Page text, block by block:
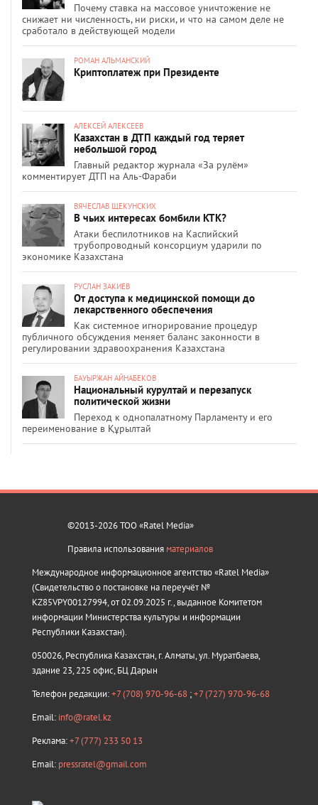
Почему ставка на массовое уничтожение не
снижает ни численность, ни риски, и что на самом деле не
сработало в действующей модели
РОМАН АЛЬМАНСКИЙ
Криптоплатеж при Президенте
АЛЕКСЕЙ АЛЕКСЕЕВ
Казахстан в ДТП каждый год теряет
небольшой город
Главный редактор журнала «За рулём»
комментирует ДТП на Аль-Фараби
ВЯЧЕСЛАВ ЩЕКУНСКИХ
В чьих интересах бомбили КТК?
Атаки беспилотников на Каспийский
трубопроводный консорциум ударили по
экономике Казахстана
РУСЛАН ЗАКИЕВ
От доступа к медицинской помощи до
лекарственного обеспечения
Как системное игнорирование процедур
публичного обсуждения меняет баланс законности в
регулировании здравоохранения Казахстана
БАУЫРЖАН АЙНАБЕКОВ
Национальный курултай и перезапуск
политической жизни
Переход к однопалатному Парламенту и его
переименование в Құрылтай
©2013-2026 ТОО «Ratel Media»
Правила использования материалов
Международное информационное агентство «Ratel Media»
(Свидетельство о постановке на переучёт №
KZ85VPY00127994, от 02.09.2025 г., выданное Комитетом
информации Министерства культуры и информации
Республики Казахстан).
050026, Республика Казахстан, г. Алматы, ул. Муратбаева,
здание 23, 225 офис, БЦ Дарын
Телефон редакции:+7 (708) 970-96-68 ;+7 (727) 970-96-68
Email: info@ratel.kz
Реклама:+7 (777) 233 50 13
Email: pressratel@gmail.com